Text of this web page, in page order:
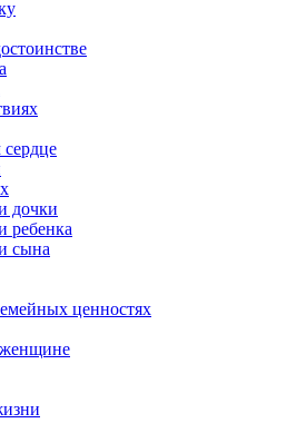
дочки
ребенка
сына
ценностях